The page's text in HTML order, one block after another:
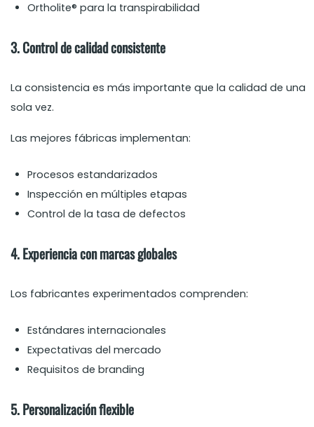
Ortholite® para la transpirabilidad
3. Control de calidad consistente
La consistencia es más importante que la calidad de una
sola vez.
Las mejores fábricas implementan:
Procesos estandarizados
Inspección en múltiples etapas
Control de la tasa de defectos
4. Experiencia con marcas globales
Los fabricantes experimentados comprenden:
Estándares internacionales
Expectativas del mercado
Requisitos de branding
5. Personalización flexible